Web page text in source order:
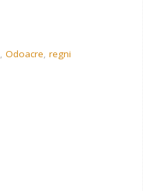
, Odoacre, regni